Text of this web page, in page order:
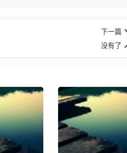
下一篇
没有了